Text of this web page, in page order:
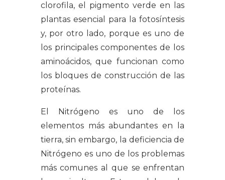
clorofila, el pigmento verde en las
plantas esencial para la fotosíntesis
y, por otro lado, porque es uno de
los principales componentes de los
aminoácidos, que funcionan como
los bloques de construcción de las
proteínas.
El Nitrógeno es uno de los
elementos más abundantes en la
tierra, sin embargo, la deficiencia de
Nitrógeno es uno de los problemas
más comunes al que se enfrentan